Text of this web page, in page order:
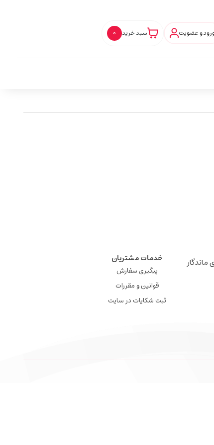
و عضویت سبد خرید 0
ماندگار
خدمات مشتریان
پیگیری سفارش
قوانین و مقررات
ثبت شکایات در سایت